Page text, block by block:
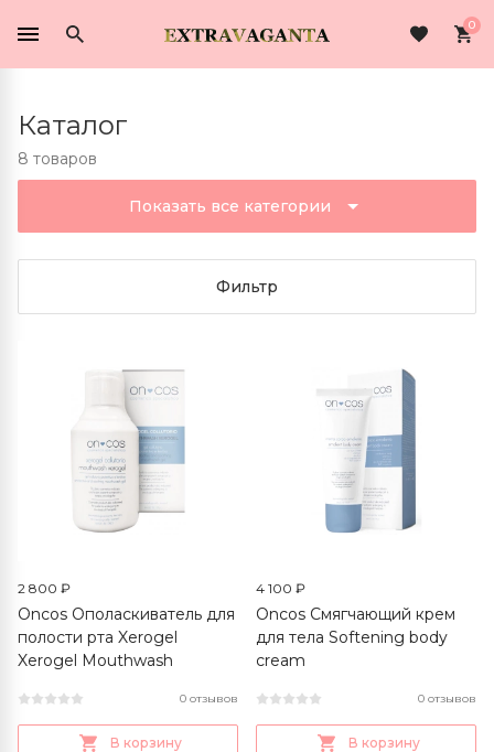
0
Каталог
8 товаров
Показать все категории
Фильтр
2 800 ₽
Oncos Ополаскиватель для
полости рта Xerogel
Xerogel Mouthwash
0 отзывов
В корзину
4 100 ₽
Oncos Смягчающий крем
для тела Softening body
cream
0 отзывов
В корзину